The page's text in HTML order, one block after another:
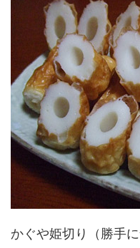
かぐや姫切り（勝手